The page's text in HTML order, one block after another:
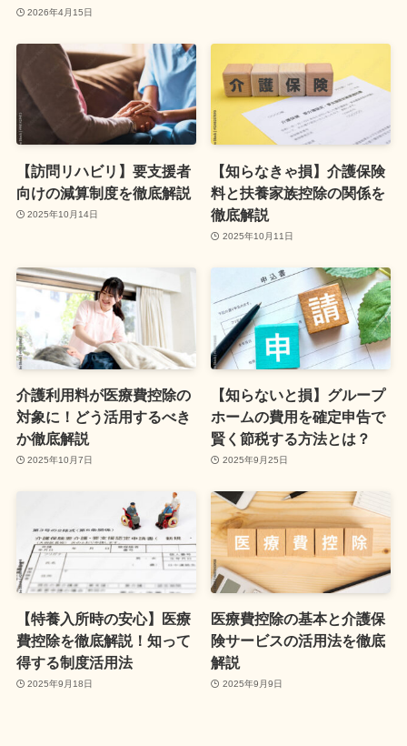
2026年4月15日
【訪問リハビリ】要支援者
向けの減算制度を徹底解説
2025年10月14日
【知らなきゃ損】介護保険
料と扶養家族控除の関係を
徹底解説
2025年10月11日
介護利用料が医療費控除の
対象に！どう活用するべき
か徹底解説
2025年10月7日
【知らないと損】グループ
ホームの費用を確定申告で
賢く節税する方法とは？
2025年9月25日
【特養入所時の安心】医療
費控除を徹底解説！知って
得する制度活用法
2025年9月18日
医療費控除の基本と介護保
険サービスの活用法を徹底
解説
2025年9月9日